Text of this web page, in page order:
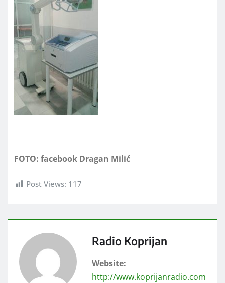
FOTO: facebook Dragan Milić
Post Views: 117
Radio Koprijan
Website:
http://www.koprijanradio.com